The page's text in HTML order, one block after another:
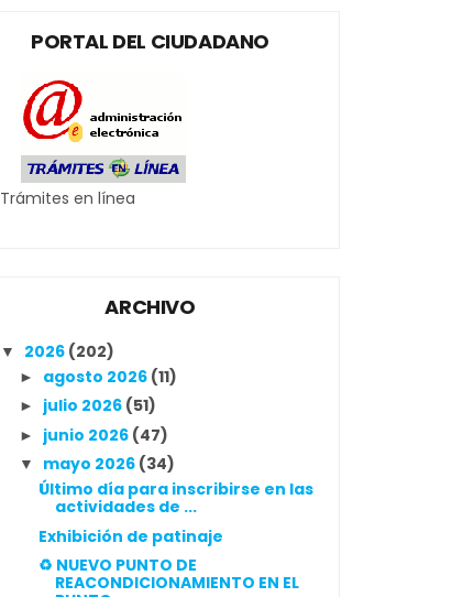
PORTAL DEL CIUDADANO
Trámites en línea
ARCHIVO
▼ 2026 (202)
► agosto 2026 (11)
► julio 2026 (51)
► junio 2026 (47)
▼ mayo 2026 (34)
Último día para inscribirse en las
actividades de ...
Exhibición de patinaje
♻️ NUEVO PUNTO DE
REACONDICIONAMIENTO EN EL